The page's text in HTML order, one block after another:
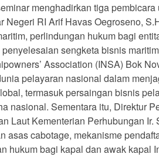
menghadirkan tiga
Negeri RI Arif Havas Oegroseno,
perlindungan hukum bagi
sengketa bisnis
Association (INSA) Bok
pelayaran nasional dalam
termasuk persaingan bisnis
nasional. Sementara itu, Direktur
Laut Kementerian Perhubungan
asas cabotage, mekanisme
hukum bagi kapal dan awak kapal